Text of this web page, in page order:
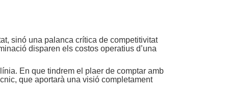
sinó una palanca crítica de competitivitat
disparen els costos operatius d’una
En que tindrem el plaer de comptar amb
que aportarà una visió completament